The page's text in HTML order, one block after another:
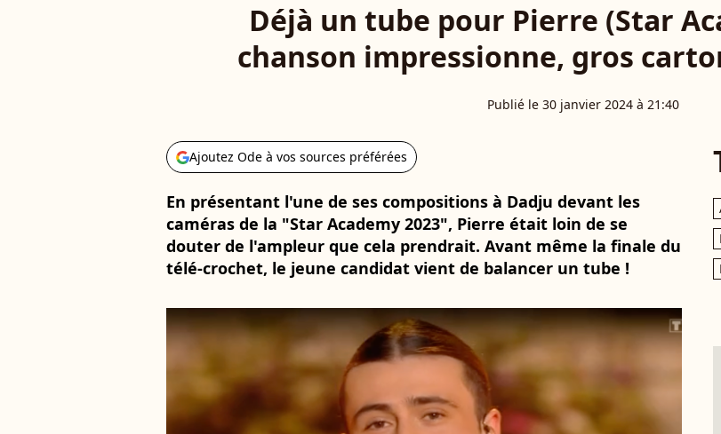
Déjà un tube pour Pierre (Star
chanson impressionne, gros
Publié le 30 janvier 2024 à 21:40
Ajoutez Ode à vos sources préférées
En présentant l'une de ses compositions à Dadju devant les
caméras de la "Star Academy 2023", Pierre était loin de se
douter de l'ampleur que cela prendrait. Avant même la finale du
télé-crochet, le jeune candidat vient de balancer un tube !